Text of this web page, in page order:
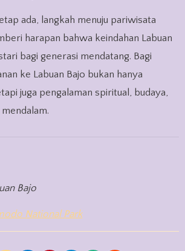
ada, langkah menuju pariwisata
harapan bahwa keindahan Labuan
bagi generasi mendatang. Bagi
ke Labuan Bajo bukan hanya
juga pengalaman spiritual, budaya,
Bajo
National Park